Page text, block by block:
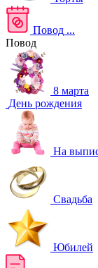
Повод ...
Повод
8 марта
День рождения
На
Свадьба
Юбилей